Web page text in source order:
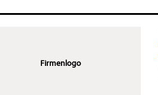
Firmenlogo